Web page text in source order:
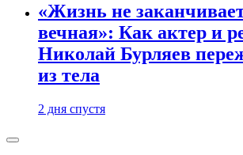
«Жизнь не
вечная»: Как актер и
Николай Бурляев
из тела
2 дня спустя